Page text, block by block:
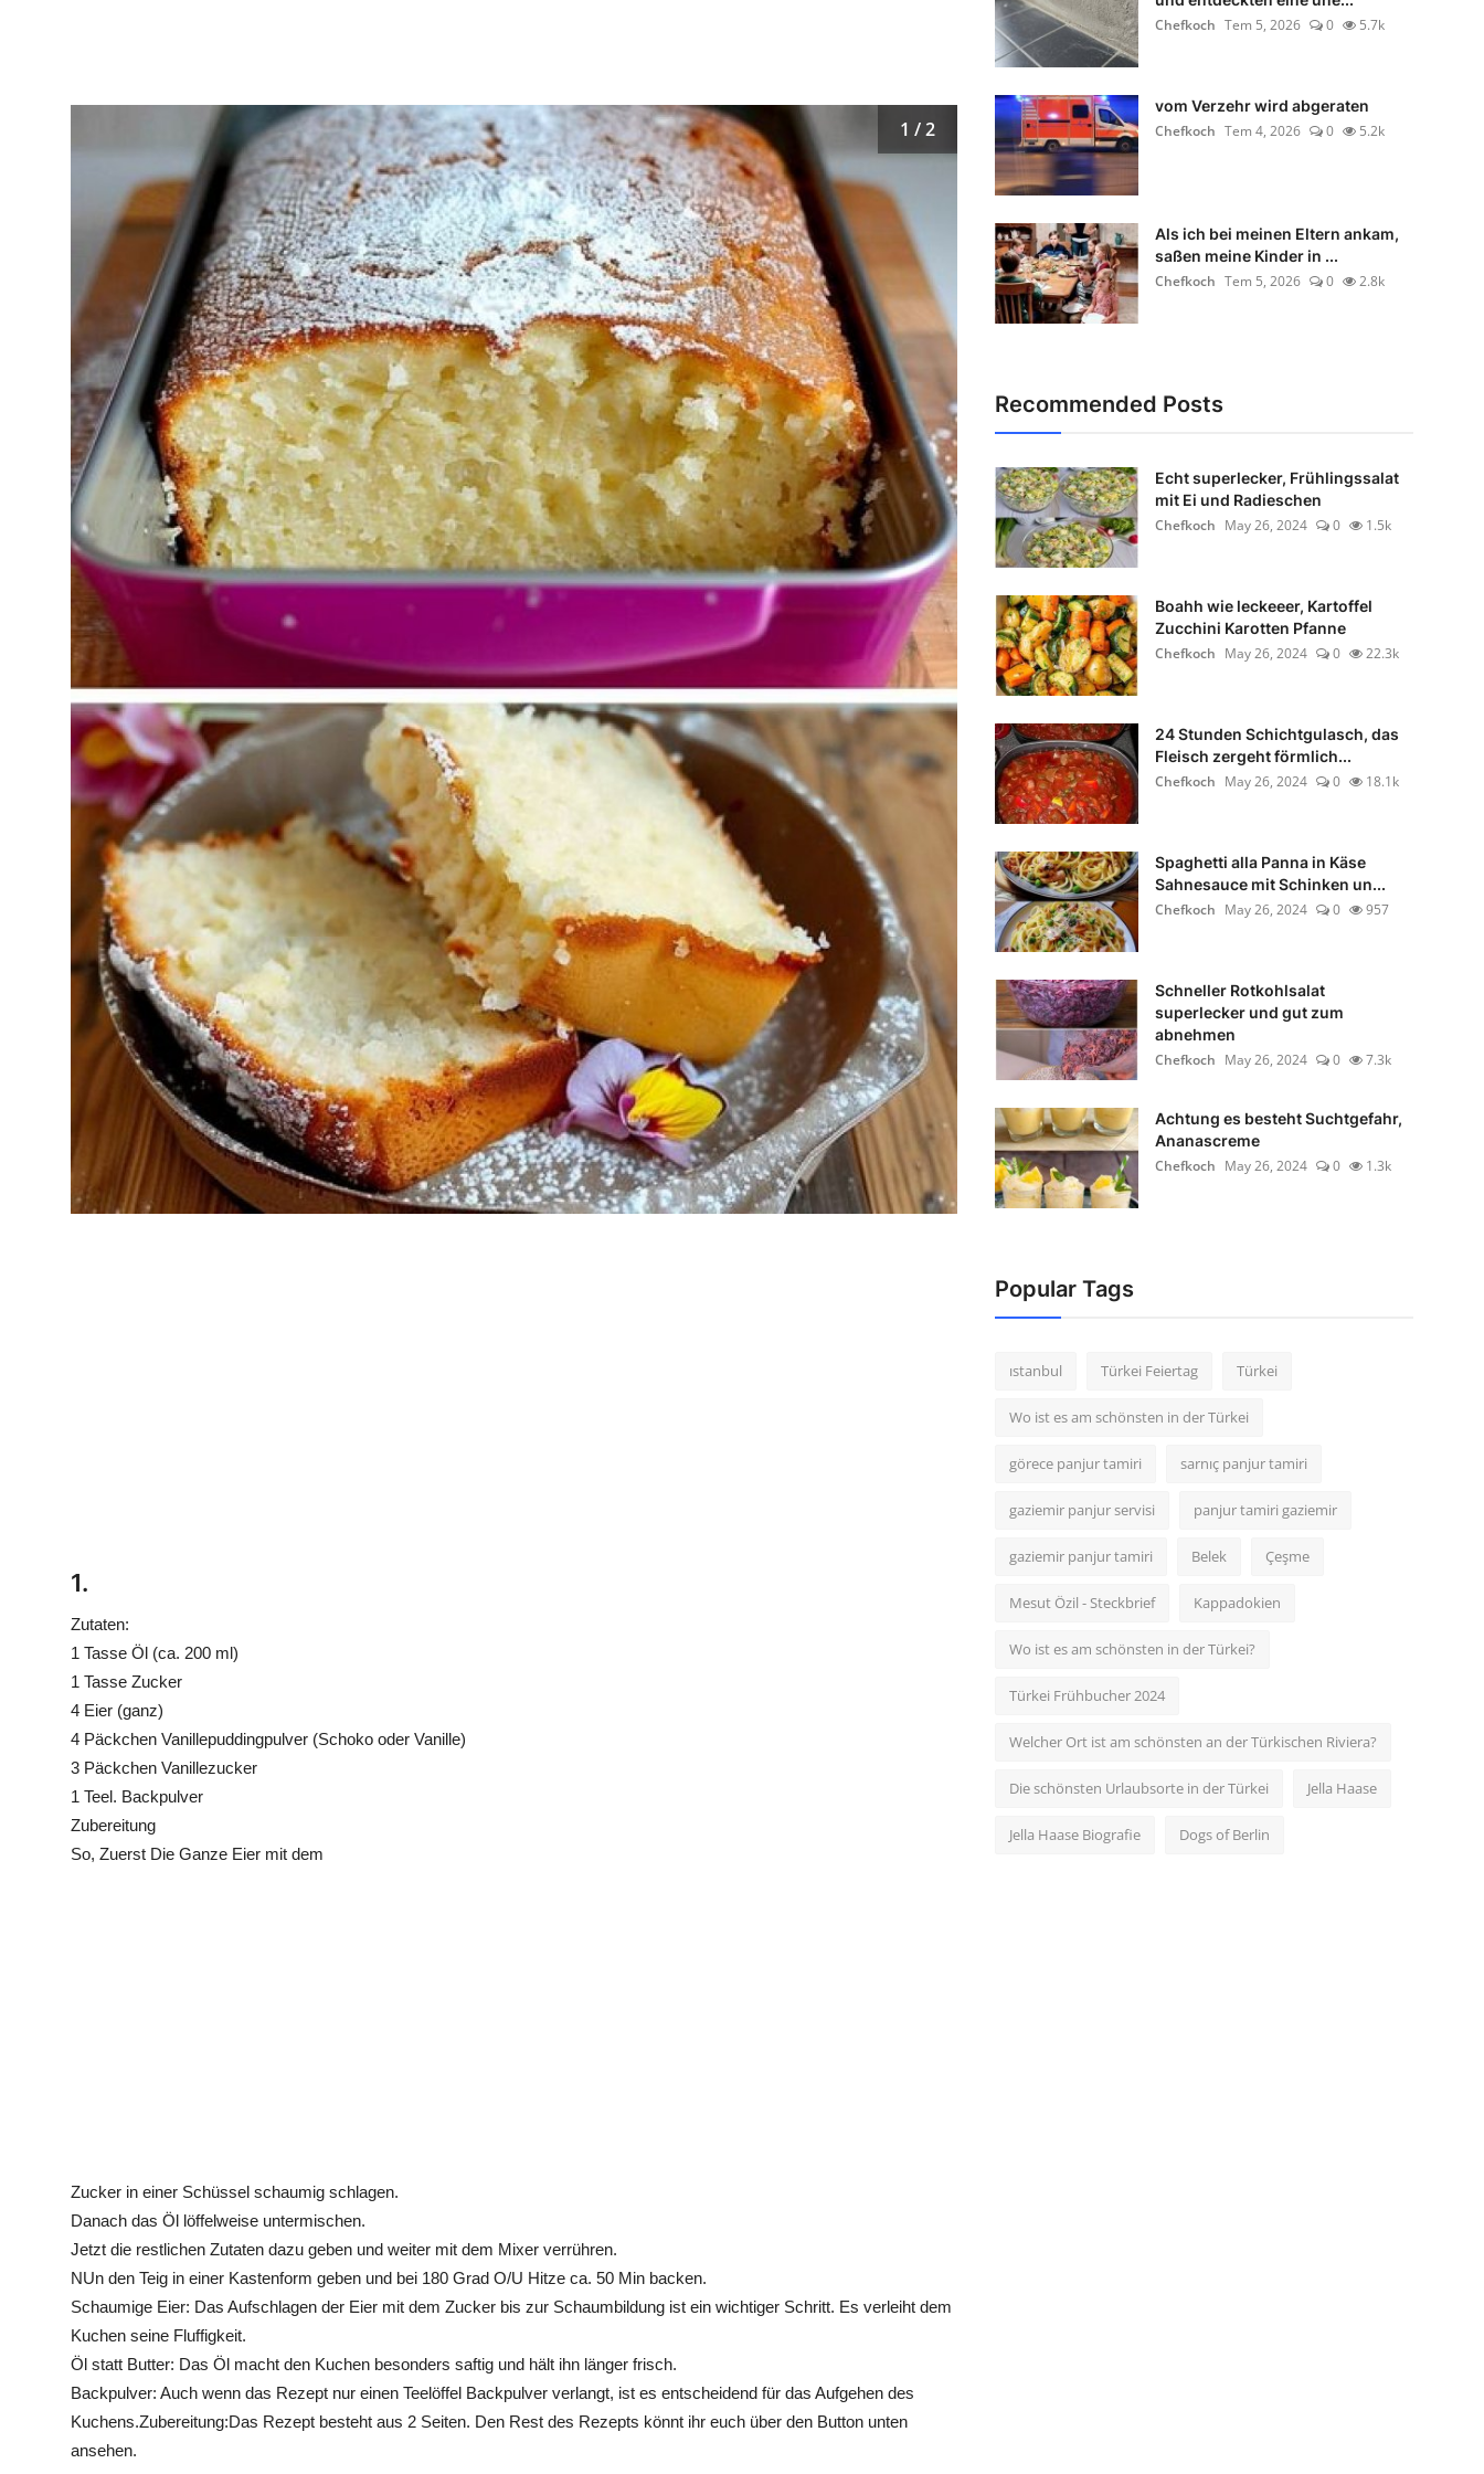
1 / 2
1.
Zutaten:
1 Tasse Öl (ca. 200 ml)
1 Tasse Zucker
4 Eier (ganz)
4 Päckchen Vanillepuddingpulver (Schoko oder Vanille)
3 Päckchen Vanillezucker
1 Teel. Backpulver
Zubereitung
So, Zuerst Die Ganze Eier mit dem
Zucker in einer Schüssel schaumig schlagen.
Danach das Öl löffelweise untermischen.
Jetzt die restlichen Zutaten dazu geben und weiter mit dem Mixer verrühren.
NUn den Teig in einer Kastenform geben und bei 180 Grad O/U Hitze ca. 50 Min backen.
Schaumige Eier: Das Aufschlagen der Eier mit dem Zucker bis zur Schaumbildung ist ein wichtiger Schritt. Es verleiht dem
Kuchen seine Fluffigkeit.
Öl statt Butter: Das Öl macht den Kuchen besonders saftig und hält ihn länger frisch.
Backpulver: Auch wenn das Rezept nur einen Teelöffel Backpulver verlangt, ist es entscheidend für das Aufgehen des
Kuchens.Zubereitung:Das Rezept besteht aus 2 Seiten. Den Rest des Rezepts könnt ihr euch über den Button unten
ansehen.
Chefkoch Tem 5, 2026 0 5.7k
vom Verzehr wird abgeraten
Chefkoch Tem 4, 2026 0 5.2k
Als ich bei meinen Eltern ankam,
saßen meine Kinder in ...
Chefkoch Tem 5, 2026 0 2.8k
Recommended Posts
Echt superlecker, Frühlingssalat
mit Ei und Radieschen
Chefkoch May 26, 2024 0 1.5k
Boahh wie leckeeer, Kartoffel
Zucchini Karotten Pfanne
Chefkoch May 26, 2024 0 22.3k
24 Stunden Schichtgulasch, das
Fleisch zergeht förmlich...
Chefkoch May 26, 2024 0 18.1k
Spaghetti alla Panna in Käse
Sahnesauce mit Schinken un...
Chefkoch May 26, 2024 0 957
Schneller Rotkohlsalat
superlecker und gut zum
abnehmen
Chefkoch May 26, 2024 0 7.3k
Achtung es besteht Suchtgefahr,
Ananascreme
Chefkoch May 26, 2024 0 1.3k
Popular Tags
ıstanbul Türkei Feiertag Türkei
Wo ist es am schönsten in der Türkei
görece panjur tamiri sarnıç panjur tamiri
gaziemir panjur servisi panjur tamiri gaziemir
gaziemir panjur tamiri Belek Çeşme
Mesut Özil - Steckbrief Kappadokien
Wo ist es am schönsten in der Türkei?
Türkei Frühbucher 2024
Welcher Ort ist am schönsten an der Türkischen Riviera?
Die schönsten Urlaubsorte in der Türkei Jella Haase
Jella Haase Biografie Dogs of Berlin